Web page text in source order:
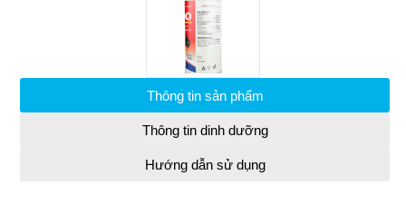
Thông tin sản phẩm
Thông tin dinh dưỡng
Hướng dẫn sử dụng